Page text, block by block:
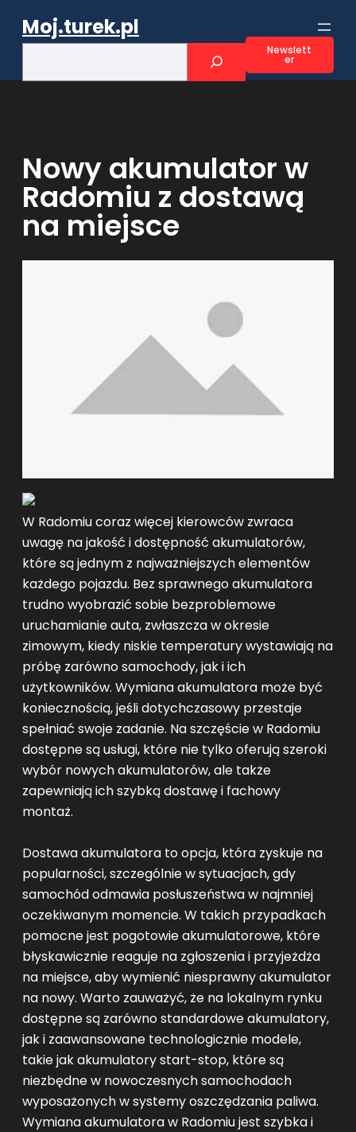
Moj.turek.pl
h
Newslett
er
Nowy akumulator w
Radomiu z dostawą
na miejsce
W Radomiu coraz więcej kierowców zwraca
uwagę na jakość i dostępność akumulatorów,
które są jednym z najważniejszych elementów
każdego pojazdu. Bez sprawnego akumulatora
trudno wyobrazić sobie bezproblemowe
uruchamianie auta, zwłaszcza w okresie
zimowym, kiedy niskie temperatury wystawiają na
próbę zarówno samochody, jak i ich
użytkowników. Wymiana akumulatora może być
koniecznością, jeśli dotychczasowy przestaje
spełniać swoje zadanie. Na szczęście w Radomiu
dostępne są usługi, które nie tylko oferują szeroki
wybór nowych akumulatorów, ale także
zapewniają ich szybką dostawę i fachowy
montaż.
Dostawa akumulatora to opcja, która zyskuje na
popularności, szczególnie w sytuacjach, gdy
samochód odmawia posłuszeństwa w najmniej
oczekiwanym momencie. W takich przypadkach
pomocne jest pogotowie akumulatorowe, które
błyskawicznie reaguje na zgłoszenia i przyjeżdża
na miejsce, aby wymienić niesprawny akumulator
na nowy. Warto zauważyć, że na lokalnym rynku
dostępne są zarówno standardowe akumulatory,
jak i zaawansowane technologicznie modele,
takie jak akumulatory start-stop, które są
niezbędne w nowoczesnych samochodach
wyposażonych w systemy oszczędzania paliwa.
Wymiana akumulatora w Radomiu jest szybka i